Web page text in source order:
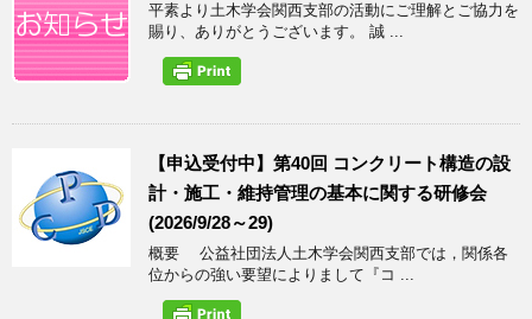
平素より土木学会関西支部の活動にご理解とご協力を
賜り、ありがとうございます。 誠 ...
【申込受付中】第40回 コンクリート構造の設
計・施工・維持管理の基本に関する研修会
(2026/9/28～29)
概要 公益社団法人土木学会関西支部では，関係各
位からの強い要望によりまして『コ ...